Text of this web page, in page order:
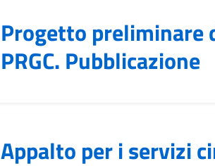
Progetto preliminare
PRGC. Pubblicazione
Appalto per i servizi